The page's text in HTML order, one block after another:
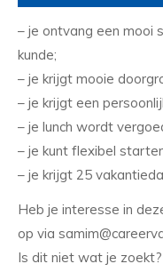
– je ontvang een mooi
kunde;
– je krijgt mooie
– je krijgt een
– je lunch wordt
– je kunt flexibel
– je krijgt 25
Heb je interesse in
op via
Is dit niet wat je